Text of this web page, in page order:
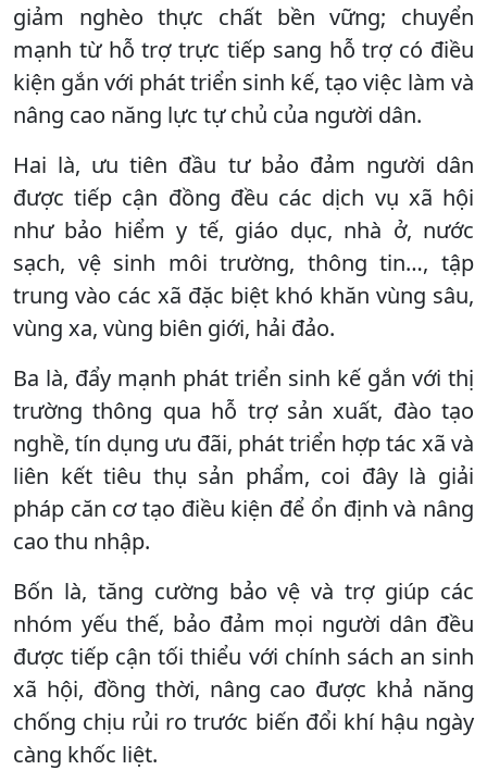
giảm nghèo thực chất bền vững; chuyển
mạnh từ hỗ trợ trực tiếp sang hỗ trợ có điều
kiện gắn với phát triển sinh kế, tạo việc làm và
nâng cao năng lực tự chủ của người dân.
Hai là, ưu tiên đầu tư bảo đảm người dân
được tiếp cận đồng đều các dịch vụ xã hội
như bảo hiểm y tế, giáo dục, nhà ở, nước
sạch, vệ sinh môi trường, thông tin…, tập
trung vào các xã đặc biệt khó khăn vùng sâu,
vùng xa, vùng biên giới, hải đảo.
Ba là, đẩy mạnh phát triển sinh kế gắn với thị
trường thông qua hỗ trợ sản xuất, đào tạo
nghề, tín dụng ưu đãi, phát triển hợp tác xã và
liên kết tiêu thụ sản phẩm, coi đây là giải
pháp căn cơ tạo điều kiện để ổn định và nâng
cao thu nhập.
Bốn là, tăng cường bảo vệ và trợ giúp các
nhóm yếu thế, bảo đảm mọi người dân đều
được tiếp cận tối thiểu với chính sách an sinh
xã hội, đồng thời, nâng cao được khả năng
chống chịu rủi ro trước biến đổi khí hậu ngày
càng khốc liệt.